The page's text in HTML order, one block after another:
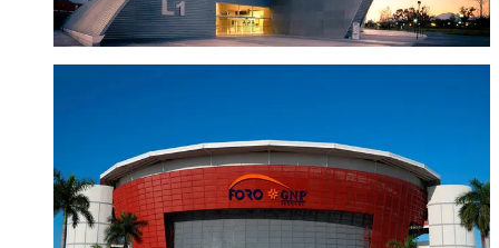
Visitar sitio